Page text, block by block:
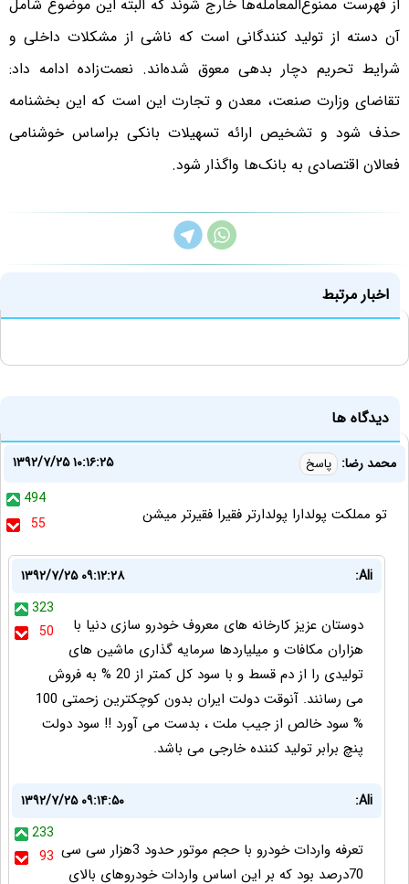
از فهرست ممنوع‌المعامله‌ها خارج شوند که البته این موضوع شامل
آن دسته از تولید کنندگانی است که ناشی از مشکلات داخلی و
شرایط تحریم دچار بدهی معوق شده‌اند. نعمت‌زاده ادامه داد:
تقاضای وزارت صنعت، معدن و تجارت این است که این بخشنامه
حذف شود و تشخیص ارائه تسهیلات بانکی براساس خوشنامی
فعالان اقتصادی به بانک‌ها واگذار شود.
اخبار مرتبط
دیدگاه ها
محمد رضا: پاسخ
۱۳۹۲/۷/۲۵ ۱۰:۱۶:۲۵
494
55
تو مملکت پولدارا پولدارتر فقیرا فقیرتر میشن
Ali:
۱۳۹۲/۷/۲۵ ۰۹:۱۲:۲۸
323
50
دوستان عزيز کارخانه های معروف خودرو سازی دنيا با
هزاران مکافات و ميلياردها سرمايه گذاری ماشين های
توليدی را از دم قسط و با سود کل کمتر از 20 % به فروش
می رسانند. آنوقت دولت ايران بدون کوچکترين زحمتی 100
% سود خالص از جيب ملت ، بدست می آورد !! سود دولت
پنچ برابر توليد کننده خارجی می باشد.
Ali:
۱۳۹۲/۷/۲۵ ۰۹:۱۴:۵۰
233
93 تعرفه واردات خودرو با حجم موتور حدود 3هزار سی سی
70درصد بود که بر این اساس واردات خودروهای بالای